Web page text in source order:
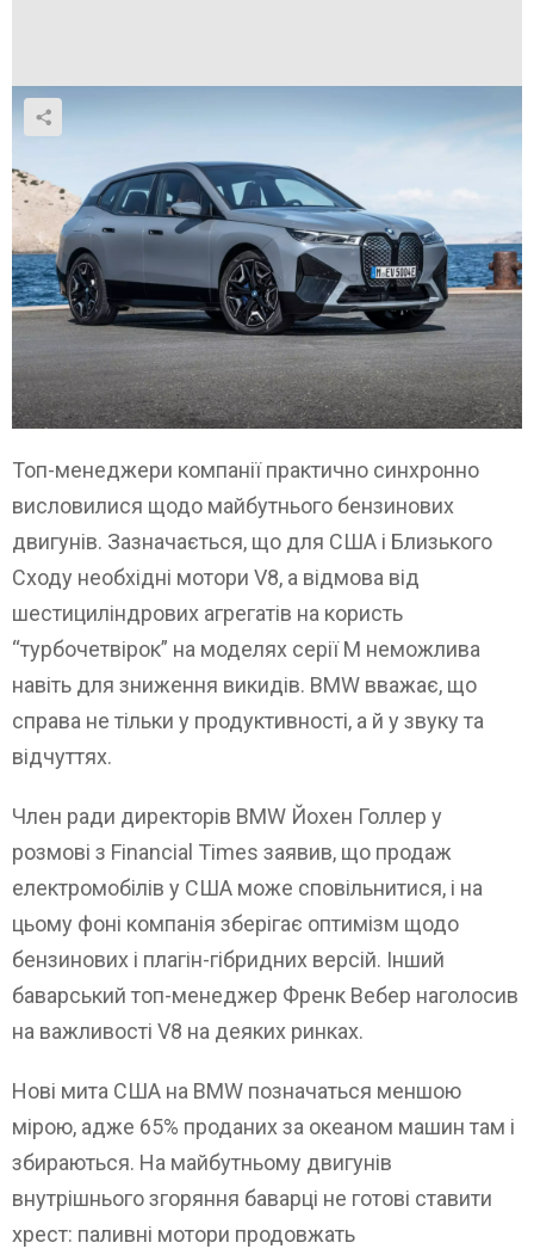
Топ-менеджери компанії практично синхронно
висловилися щодо майбутнього бензинових
двигунів. Зазначається, що для США і Близького
Сходу необхідні мотори V8, а відмова від
шестициліндрових агрегатів на користь
“турбочетвірок” на моделях серії М неможлива
навіть для зниження викидів. BMW вважає, що
справа не тільки у продуктивності, а й у звуку та
відчуттях.
Член ради директорів BMW Йохен Голлер у
розмові з Financial Times заявив, що продаж
електромобілів у США може сповільнитися, і на
цьому фоні компанія зберігає оптимізм щодо
бензинових і плагін-гібридних версій. Інший
баварський топ-менеджер Френк Вебер наголосив
на важливості V8 на деяких ринках.
Нові мита США на BMW позначаться меншою
мірою, адже 65% проданих за океаном машин там і
збираються. На майбутньому двигунів
внутрішнього згоряння баварці не готові ставити
хрест: паливні мотори продовжать